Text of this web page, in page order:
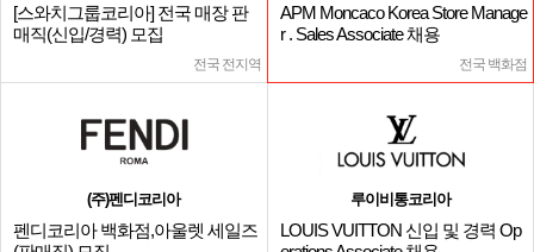
[스와치그룹코리아] 전국 매장 판
매직(신입/경력) 모집
전국 전지역
APM Moncaco Korea Store Manage
r . Sales Associate 채용
전국 백화점
(주)펜디코리아
펜디코리아 백화점,아울렛 세일즈
루이비통코리아
LOUIS VUITTON 신입 및 경력 Op